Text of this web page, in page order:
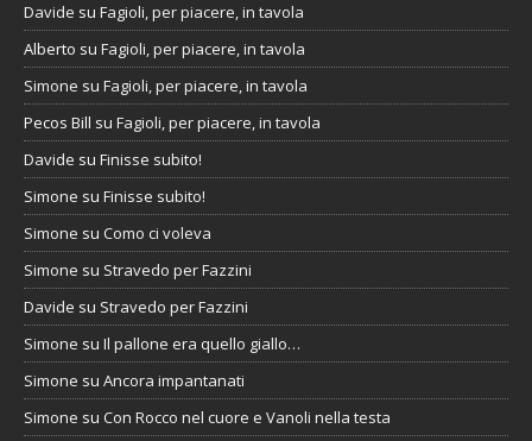
Davide su Fagioli, per piacere, in tavola
Alberto su Fagioli, per piacere, in tavola
Simone su Fagioli, per piacere, in tavola
Pecos Bill su Fagioli, per piacere, in tavola
Davide su Finisse subito!
Simone su Finisse subito!
Simone su Como ci voleva
Simone su Stravedo per Fazzini
Davide su Stravedo per Fazzini
Simone su Il pallone era quello giallo…
Simone su Ancora impantanati
Simone su Con Rocco nel cuore e Vanoli nella testa